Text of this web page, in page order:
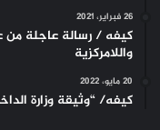
26 فبراير، 2021
كيفه / رسالة عاجلة من
واللامركزية
20 مايو، 2022
كيفه/ “وثيقة وزارة